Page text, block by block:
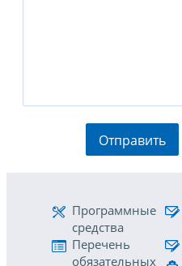
Отправить
Программные
средства
Перечень
обязательных